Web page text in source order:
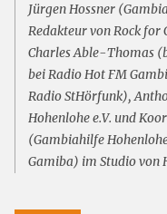
Jürgen Hossner
Redakteur von Rock
Charles Able-Thomas
bei Radio Hot FM
Radio StHörfunk),
Hohenlohe e.V. und
(Gambiahilfe
Gamiba) im Studio von